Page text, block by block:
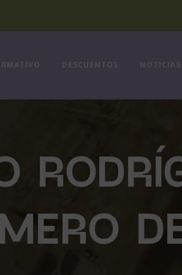
DESCUENTOS NOTICIAS